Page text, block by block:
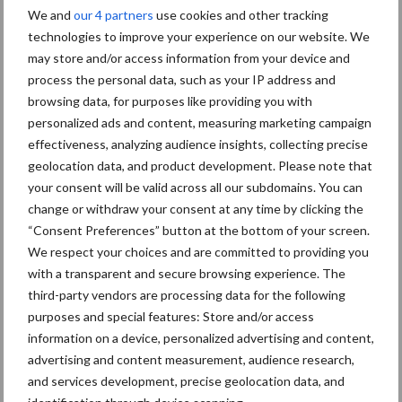
We and our 4 partners use cookies and other tracking
technologies to improve your experience on our website. We
may store and/or access information from your device and
process the personal data, such as your IP address and
browsing data, for purposes like providing you with
personalized ads and content, measuring marketing campaign
effectiveness, analyzing audience insights, collecting precise
geolocation data, and product development. Please note that
your consent will be valid across all our subdomains. You can
change or withdraw your consent at any time by clicking the
“Consent Preferences” button at the bottom of your screen.
We respect your choices and are committed to providing you
with a transparent and secure browsing experience. The
third-party vendors are processing data for the following
purposes and special features: Store and/or access
information on a device, personalized advertising and content,
advertising and content measurement, audience research,
and services development, precise geolocation data, and
grillig: droogte en
geopolitiek houden handel
in de greep
De speenhuid: een vaak
onderschatte risicofactor
voor mastitis
ForFarmers ziet volume en
marktaandeel groeien in
krimpende Nederlandse
markt
Themapagina's